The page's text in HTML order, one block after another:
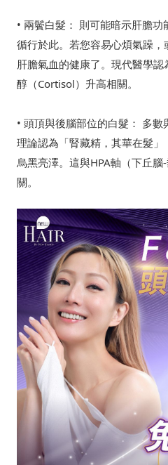
• 兩鬢白髮： 則可能暗示肝膽
循行於此。若您容易心煩氣躁
肝膽氣血的健康了。現代醫學
醇（Cortisol）升高相關。
• 頭頂與後腦部位的白髮： 多
理論認為「腎藏精，其華在髮
烏黑亮澤。這與HPA軸（下丘
關。